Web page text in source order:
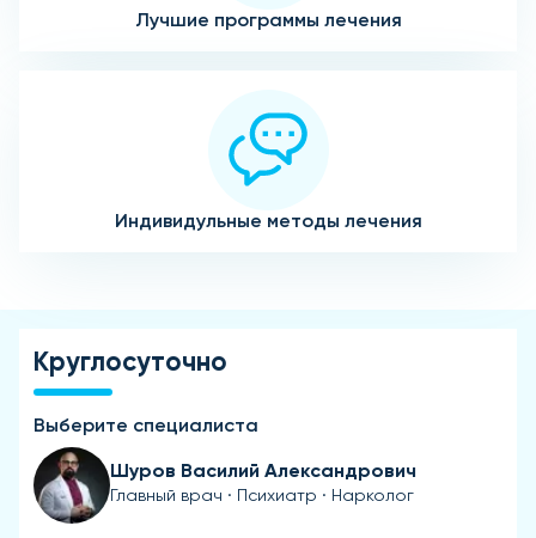
Лучшие программы лечения
Индивидульные методы лечения
Круглосуточно
Выберите специалиста
Шуров Василий Александрович
Главный врач · Психиатр · Нарколог